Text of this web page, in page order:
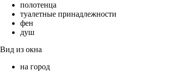
полотенца
туалетные принадлежности
фен
душ
Вид из окна
на город